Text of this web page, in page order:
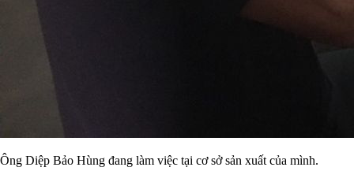
Ông Diệp Bảo Hùng đang làm việc tại cơ sở sản xuất của mình.